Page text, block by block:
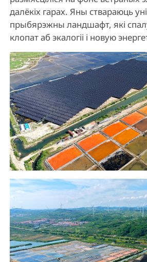
далёкіх гарах. Яны ствараюць
прыбярэжны ландшафт, які
клопат аб экалогіі і новую